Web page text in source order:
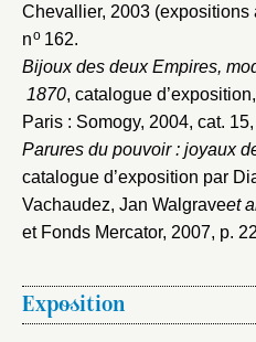
Chevallier, 2003
no162.
Bijoux des deux Empires,
1870, catalogue
Paris : Somogy, 2004, cat.
Parures du pouvoir : joyaux
catalogue d’exposition par
Vachaudez, Jan Walgraveet
et Fonds Mercator, 2007, p.
Exposition